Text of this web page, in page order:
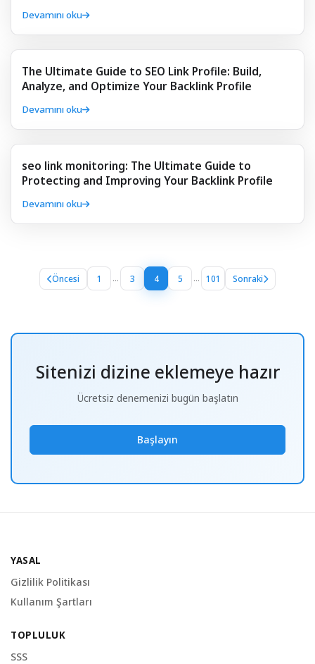
Devamını oku
The Ultimate Guide to SEO Link Profile: Build,
Analyze, and Optimize Your Backlink Profile
Devamını oku
seo link monitoring: The Ultimate Guide to
Protecting and Improving Your Backlink Profile
Devamını oku
Öncesi 1 ... 3 4 5 ... 101 Sonraki
Sitenizi dizine eklemeye hazır
Ücretsiz denemenizi bugün başlatın
Başlayın
YASAL
Gizlilik Politikası
Kullanım Şartları
TOPLULUK
SSS